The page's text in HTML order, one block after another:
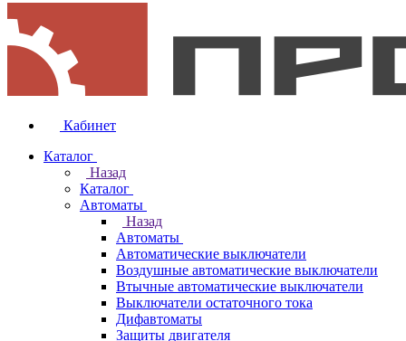
Кабинет
Каталог
Назад
Каталог
Автоматы
Назад
Автоматы
Автоматические выключатели
Воздушные автоматические выключатели
Втычные автоматические выключатели
Выключатели остаточного тока
Дифавтоматы
Защиты двигателя